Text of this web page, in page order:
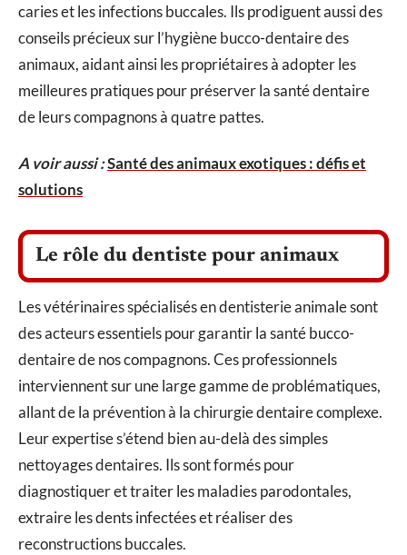
caries et les infections buccales. Ils prodiguent aussi des
conseils précieux sur l’hygiène bucco-dentaire des
animaux, aidant ainsi les propriétaires à adopter les
meilleures pratiques pour préserver la santé dentaire
de leurs compagnons à quatre pattes.
A voir aussi :Santé des animaux exotiques : défis et
solutions
Le rôle du dentiste pour animaux
Les vétérinaires spécialisés en dentisterie animale sont
des acteurs essentiels pour garantir la santé bucco-
dentaire de nos compagnons. Ces professionnels
interviennent sur une large gamme de problématiques,
allant de la prévention à la chirurgie dentaire complexe.
Leur expertise s’étend bien au-delà des simples
nettoyages dentaires. Ils sont formés pour
diagnostiquer et traiter les maladies parodontales,
extraire les dents infectées et réaliser des
reconstructions buccales.